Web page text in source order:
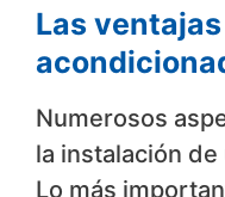
Las
Numerosos
la instalación
Lo más